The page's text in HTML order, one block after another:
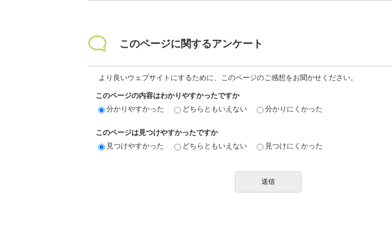
このページに関するアンケート
より良いウェブサイトにするために、このページのご感想をお聞かせください。
このページの内容はわかりやすかったですか
分かりやすかった
どちらともいえない 分かりにくかった
このページは見つけやすかったですか
見つけやすかった
どちらともいえない 見つけにくかった